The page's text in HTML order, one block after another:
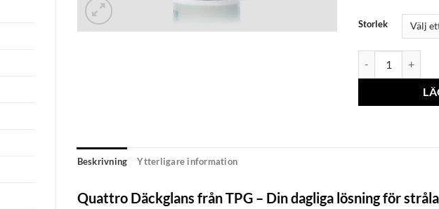
Storlek
Beskrivning Ytterligare information
Quattro Däckglans från TPG – Din dagliga lösning för